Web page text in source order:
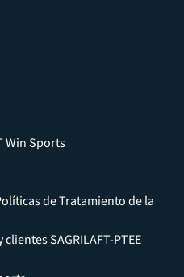
Win Sports
de Tratamiento de la
SAGRILAFT-PTEE